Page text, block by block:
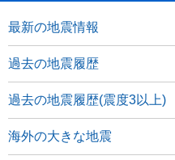
最新の地震情報
過去の地震履歴
過去の地震履歴(震度3以上)
海外の大きな地震